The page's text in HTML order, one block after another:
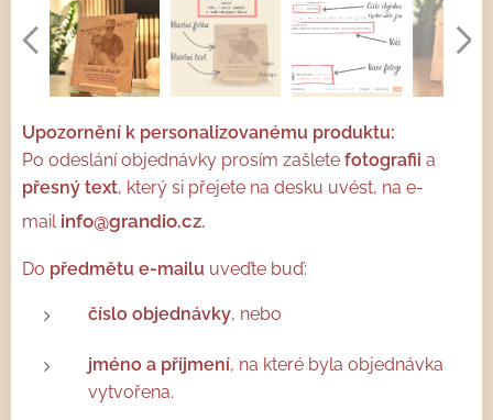
Upozornění k personalizovanému produktu:
Po odeslání objednávky prosím zašlete fotografii a
přesný text, který si přejete na desku uvést, na e-
mail info@grandio.cz.
Do předmětu e-mailu uveďte buď:
číslo objednávky, nebo
jméno a příjmení, na které byla objednávka
vytvořena.